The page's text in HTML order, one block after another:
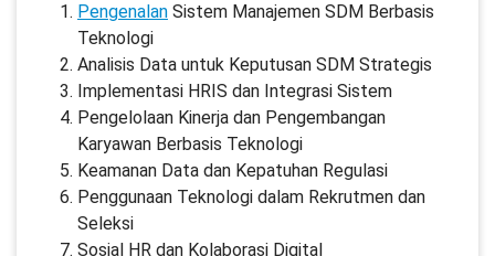
Pengenalan Sistem Manajemen SDM Berbasis
Teknologi
Analisis Data untuk Keputusan SDM Strategis
Implementasi HRIS dan Integrasi Sistem
Pengelolaan Kinerja dan Pengembangan
Karyawan Berbasis Teknologi
Keamanan Data dan Kepatuhan Regulasi
Penggunaan Teknologi dalam Rekrutmen dan
Seleksi
Sosial HR dan Kolaborasi Digital